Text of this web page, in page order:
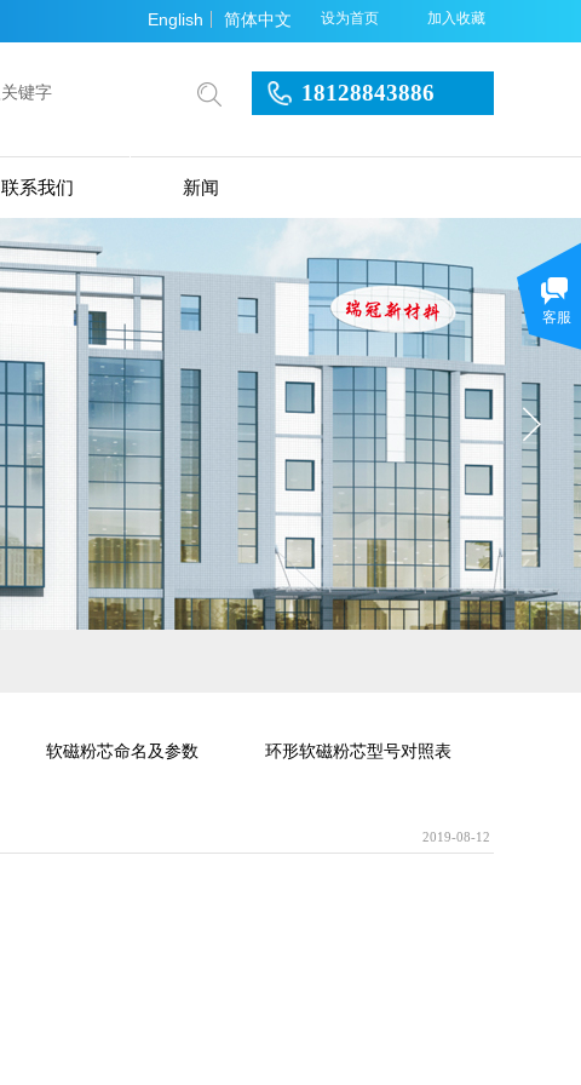
设为首页 加入收藏
English 简体中文
18128843886
搜索
联系我们 新闻
软磁粉芯命名及参数 环形软磁粉芯型号对照表
2019-08-12
客服